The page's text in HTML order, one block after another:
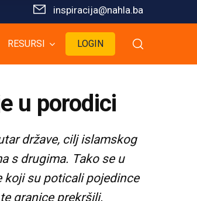
inspiracija@nahla.bа
RESURSI LOGIN
u porodici
države, cilj islamskog
s drugima. Tako se u
koji su poticali pojedince
granice prekršili.